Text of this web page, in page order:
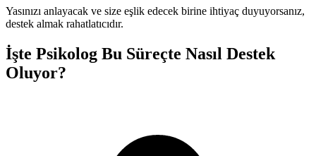
Yasınızı anlayacak ve size eşlik edecek birine ihtiyaç duyuyorsanız,
destek almak rahatlatıcıdır.
İşte Psikolog Bu Süreçte Nasıl Destek
Oluyor?